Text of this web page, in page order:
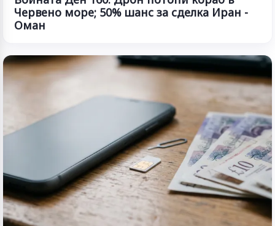
Червено море; 50% шанс за сделка Иран -
Оман